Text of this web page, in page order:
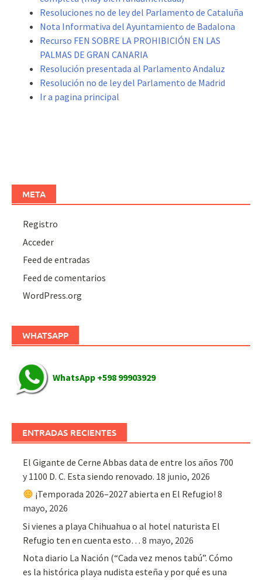
Resoluciones no de ley del Parlamento de Cataluña
Nota Informativa del Ayuntamiento de Badalona
Recurso FEN SOBRE LA PROHIBICIÓN EN LAS
PALMAS DE GRAN CANARIA
Resolución presentada al Parlamento Andaluz
Resolución no de ley del Parlamento de Madrid
Ir a pagina principal
META
Registro
Acceder
Feed de entradas
Feed de comentarios
WordPress.org
WHATSAPP
WhatsApp +598 99903929
ENTRADAS RECIENTES
El Gigante de Cerne Abbas data de entre los años 700
y 1100 D. C. Esta siendo renovado. 18 junio, 2026
¡Temporada 2026–2027 abierta en El Refugio! 8
mayo, 2026
Si vienes a playa Chihuahua o al hotel naturista El
Refugio ten en cuenta esto… 8 mayo, 2026
Nota diario La Nación (“Cada vez menos tabú”. Cómo
es la histórica playa nudista esteña y por qué es una